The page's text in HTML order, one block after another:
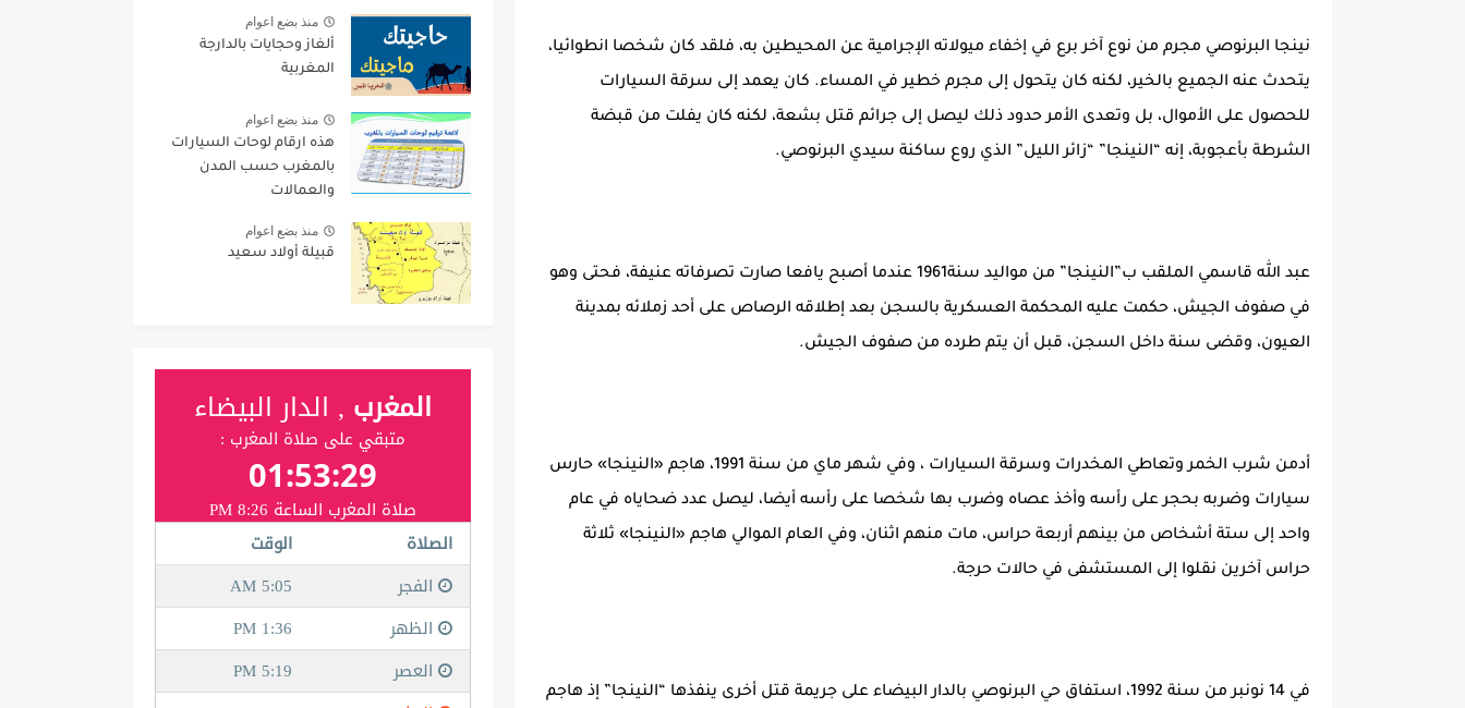
نينجا البرنوصي مجرم من نوع آخر برع في إخفاء ميولاته الإجرامية عن المحيطين به، فلقد كان شخصا انطوائيا،
يتحدث عنه الجميع بالخير، لكنه كان يتحول إلى مجرم خطير في المساء. كان يعمد إلى سرقة السيارات
للحصول على الأموال، بل وتعدى الأمر حدود ذلك ليصل إلى جرائم قتل بشعة، لكنه كان يفلت من قبضة
الشرطة بأعجوبة، إنه “النينجا” “زائر الليل” الذي روع ساكنة سيدي البرنوصي.
عبد الله قاسمي الملقب ب”النينجا” من مواليد سنة1961 عندما أصبح يافعا صارت تصرفاته عنيفة، فحتى وهو
في صفوف الجيش، حكمت عليه المحكمة العسكرية بالسجن بعد إطلاقه الرصاص على أحد زملائه بمدينة
العيون، وقضى سنة داخل السجن، قبل أن يتم طرده من صفوف الجيش.
أدمن شرب الخمر وتعاطي المخدرات وسرقة السيارات ، وفي شهر ماي من سنة 1991، هاجم «النينجا» حارس
سيارات وضربه بحجر على رأسه وأخذ عصاه وضرب بها شخصا على رأسه أيضا، ليصل عدد ضحاياه في عام
واحد إلى ستة أشخاص من بينهم أربعة حراس، مات منهم اثنان، وفي العام الموالي هاجم «النينجا» ثلاثة
حراس آخرين نقلوا إلى المستشفى في حالات حرجة.
في 14 نونبر من سنة 1992، استفاق حي البرنوصي بالدار البيضاء على جريمة قتل أخرى ينفذها “النينجا” إذ هاجم
منذ بضع اعوام
ألغاز وحجايات بالدارجة
المغربية
منذ بضع اعوام
هذه ارقام لوحات السيارات
بالمغرب حسب المدن
والعمالات
منذ بضع اعوام
قبيلة أولاد سعيد